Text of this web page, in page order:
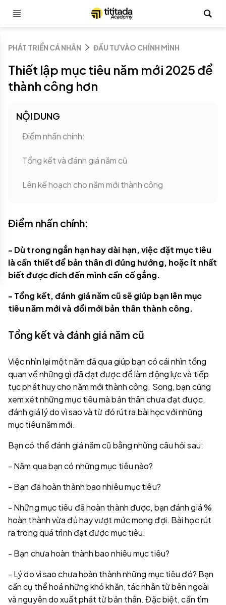
PHÁT TRIỂN CÁ NHÂN ĐẦU TƯ VÀO CHÍNH MÌNH
Thiết lập mục tiêu năm mới 2025 để
thành công hơn
NỘI DUNG
Điểm nhấn chính:
Tổng kết và đánh giá năm cũ
Lên kế hoạch cho năm mới thành công
Điểm nhấn chính:
- Dù trong ngắn hạn hay dài hạn, việc đặt mục tiêu
là cần thiết để bản thân đi đúng hướng, hoặc ít nhất
biết được đích đến mình cần cố gắng.
- Tổng kết, đánh giá năm cũ sẽ giúp bạn lên mục
tiêu năm mới và đổi mới bản thân thành công.
Tổng kết và đánh giá năm cũ
Việc nhìn lại một năm đã qua giúp bạn có cái nhìn tổng
quan về những gì đã đạt được để làm động lực và tiếp
tục phát huy cho năm mới thành công. Song, bạn cũng
xem xét những mục tiêu mà bản thân chưa đạt được,
đánh giá lý do vì sao và từ đó rút ra bài học với những
mục tiêu năm mới.
Bạn có thể đánh giá năm cũ bằng những câu hỏi sau:
- Năm qua bạn có những mục tiêu nào?
- Bạn đã hoàn thành bao nhiêu mục tiêu?
- Những mục tiêu đã hoàn thành được, bạn đánh giá %
hoàn thành vừa đủ hay vượt mức mong đợi. Bài học rút
ra trong quá trình đạt được mục tiêu.
- Bạn chưa hoàn thành bao nhiêu mục tiêu?
- Lý do vì sao chưa hoàn thành những mục tiêu đó? Bạn
cần cụ thể hoá những khó khăn, tác nhân từ bên ngoài
và nguyên do xuất phát từ bản thân. Đặc biệt, cần tìm